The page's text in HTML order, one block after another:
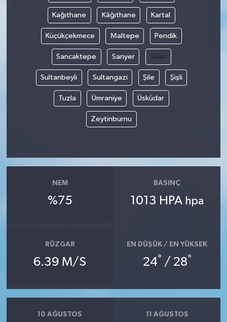
Kağıthane Kâğıthane Kartal
Küçükçekmece Maltepe Pendik
Sancaktepe Sarıyer Silivri
Sultanbeyli Sultangazi Şile Şişli
Tuzla Ümraniye Üsküdar
Zeytinburnu
NEM
%75
BASINÇ
1013 HPA hpa
RÜZGAR
6.39 M/S
EN DÜŞÜK / EN YÜKSEK
24° / 28°
10 AĞUSTOS 11 AĞUSTOS